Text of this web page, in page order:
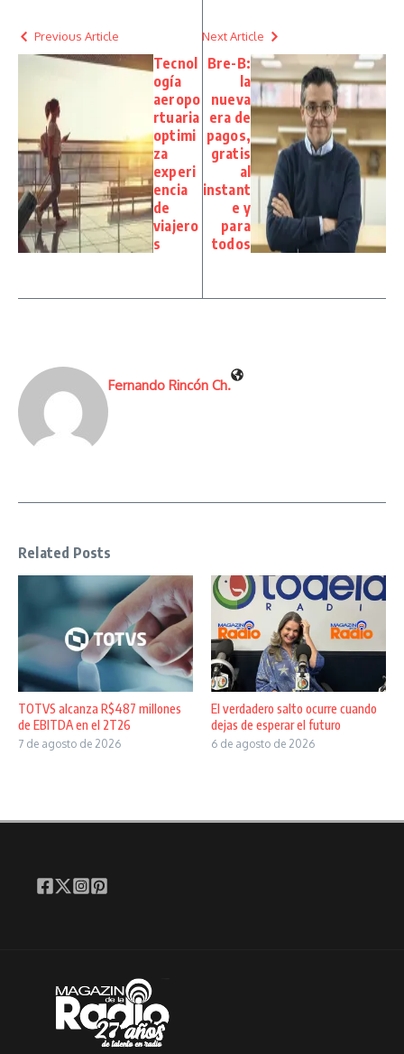
Previous Article
Tecnol
ogía
aeropo
rtuaria
optimi
za
experi
encia
de
viajero
s
Next Article
Bre-B:
la
nueva
era de
pagos,
gratis
al
instant
e y
para
todos
Fernando Rincón Ch.
Related Posts
TOTVS alcanza R$487 millones
de EBITDA en el 2T26
7 de agosto de 2026
El verdadero salto ocurre cuando
dejas de esperar el futuro
6 de agosto de 2026